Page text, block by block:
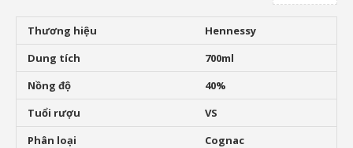
Thương hiệu
Hennessy
Dung tích
700ml
Nồng độ
40%
Tuổi rượu
VS
Phân loại
Cognac